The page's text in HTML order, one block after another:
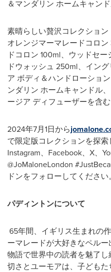
＆マンダリン ホームキャン
素晴らしい贅沢コレクション
オレンジマーマレードコロ
ドコロン 100ml、ウッドセ
ドウォッシュ 250ml、イン
ア ボディ＆ハンドローショ
ンダリン ホームキャンドル
ージア ディフューザーを含む
2024年7月1日から
で限定版コレクションを探索
Instagram、Facebook、X、
@JoMaloneLondon
ドンをフォローしてください。
パディントンについて
65年間、イギリス生まれの
ーマレードが大好きなペル
物語で世界中の読者を魅了
切さとユーモアは、子どもた